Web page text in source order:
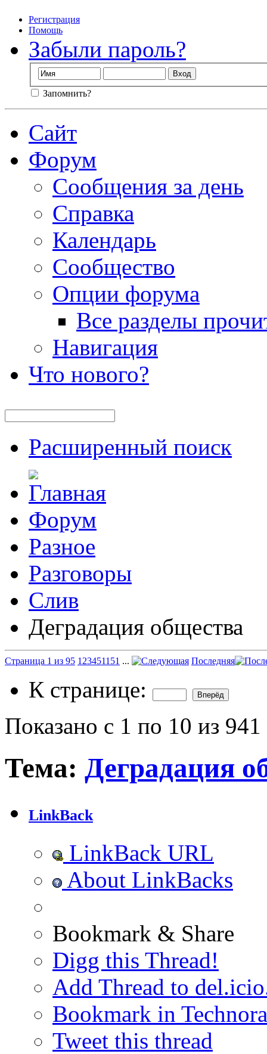
Регистрация
Помощь
Забыли пароль?
Запомнить?
Сайт
Форум
Сообщения за день
Справка
Календарь
Сообщество
Опции форума
Все разделы
Навигация
Что нового?
Расширенный поиск
Форум
Разное
Разговоры
Слив
Деградация общества
Страница 1 из 95 1 234511 51 ... Последняя
К странице:
Показано с 1 по 10 из 941
Тема: Деградация
LinkBack
LinkBack URL
About LinkBacks
Bookmark & Share
Digg this Thread!
Add Thread to
Bookmark in
Tweet this thread